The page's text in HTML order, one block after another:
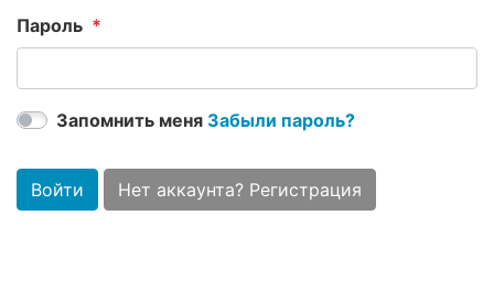
Пароль
Запомнить меня Забыли пароль?
Войти Нет аккаунта? Регистрация